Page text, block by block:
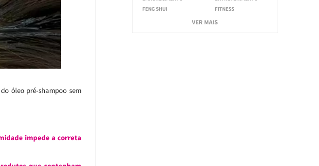
óleo pré-shampoo sem
impede a correta
FENG SHUI
FITNESS
VER MAIS